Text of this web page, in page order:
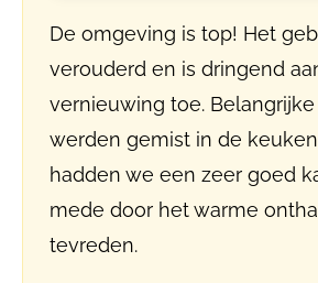
De omgeving is top! Het
verouderd en is dringend
vernieuwing toe.
werden gemist in de
hadden we een zeer goed
mede door het warme
tevreden.